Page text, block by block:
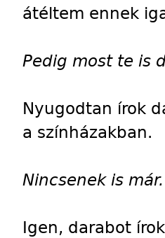
átéltem ennek
Pedig most te is
Nyugodtan írok
a színházakban.
Nincsenek is
Igen, darabot